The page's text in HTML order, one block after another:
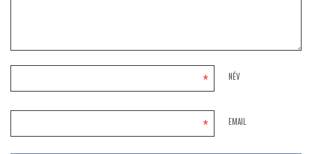
NÉV
*
EMAIL
*